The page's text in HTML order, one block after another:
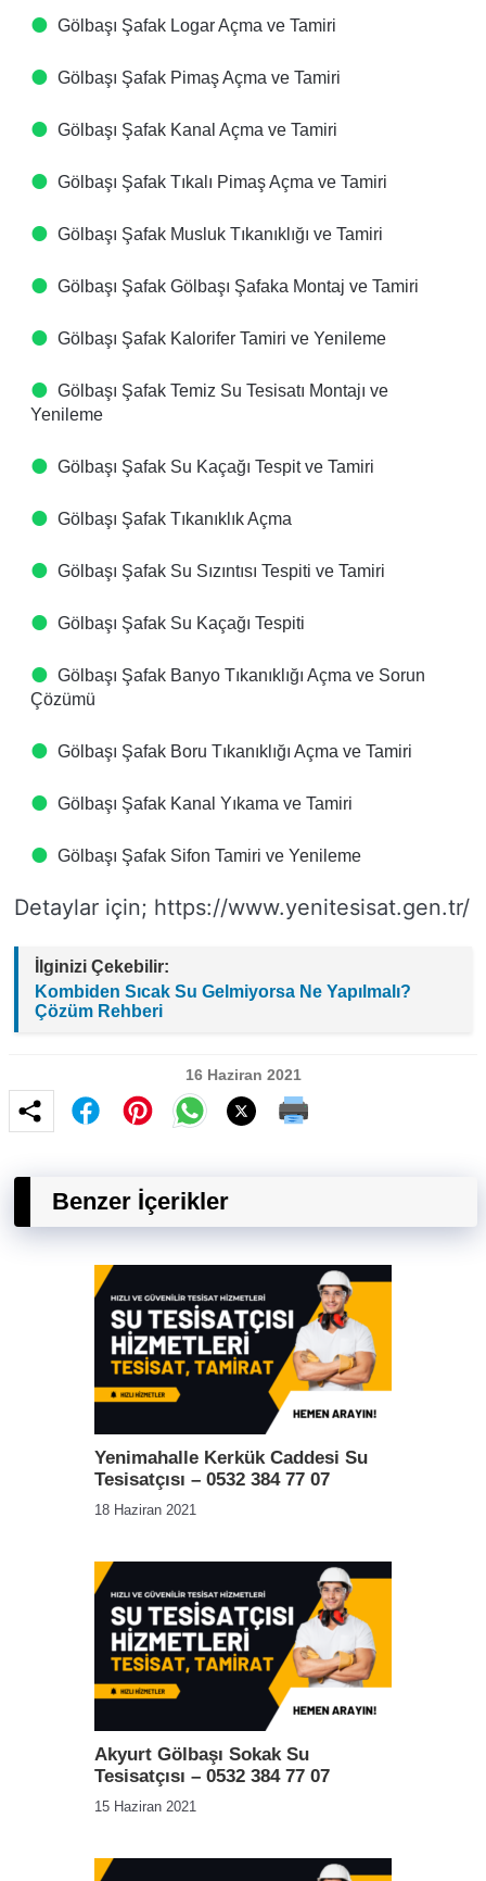
Gölbaşı Şafak Logar Açma ve Tamiri
Gölbaşı Şafak Pimaş Açma ve Tamiri
Gölbaşı Şafak Kanal Açma ve Tamiri
Gölbaşı Şafak Tıkalı Pimaş Açma ve Tamiri
Gölbaşı Şafak Musluk Tıkanıklığı ve Tamiri
Gölbaşı Şafak Gölbaşı Şafaka Montaj ve Tamiri
Gölbaşı Şafak Kalorifer Tamiri ve Yenileme
Gölbaşı Şafak Temiz Su Tesisatı Montajı ve
Yenileme
Gölbaşı Şafak Su Kaçağı Tespit ve Tamiri
Gölbaşı Şafak Tıkanıklık Açma
Gölbaşı Şafak Su Sızıntısı Tespiti ve Tamiri
Gölbaşı Şafak Su Kaçağı Tespiti
Gölbaşı Şafak Banyo Tıkanıklığı Açma ve Sorun
Çözümü
Gölbaşı Şafak Boru Tıkanıklığı Açma ve Tamiri
Gölbaşı Şafak Kanal Yıkama ve Tamiri
Gölbaşı Şafak Sifon Tamiri ve Yenileme
Detaylar için; https://www.yenitesisat.gen.tr/
İlginizi Çekebilir:
Kombiden Sıcak Su Gelmiyorsa Ne Yapılmalı?
Çözüm Rehberi
16 Haziran 2021
Benzer İçerikler
Yenimahalle Kerkük Caddesi Su
Tesisatçısı – 0532 384 77 07
18 Haziran 2021
Akyurt Gölbaşı Sokak Su
Tesisatçısı – 0532 384 77 07
15 Haziran 2021